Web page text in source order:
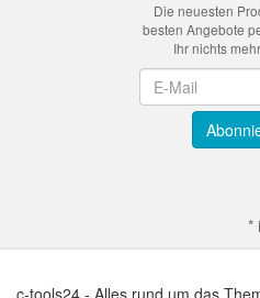
Die neuesten
besten Angebote
Ihr nichts
*